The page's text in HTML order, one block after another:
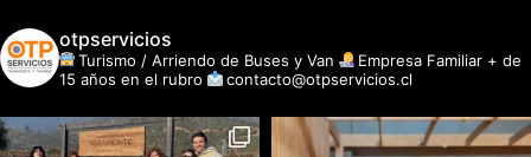
otpservicios
Turismo / Arriendo de Buses y Van
Empresa Familiar + de
15 años en el rubro
contacto@otpservicios.cl